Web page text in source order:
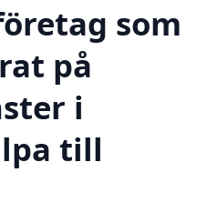
som
på
i
till